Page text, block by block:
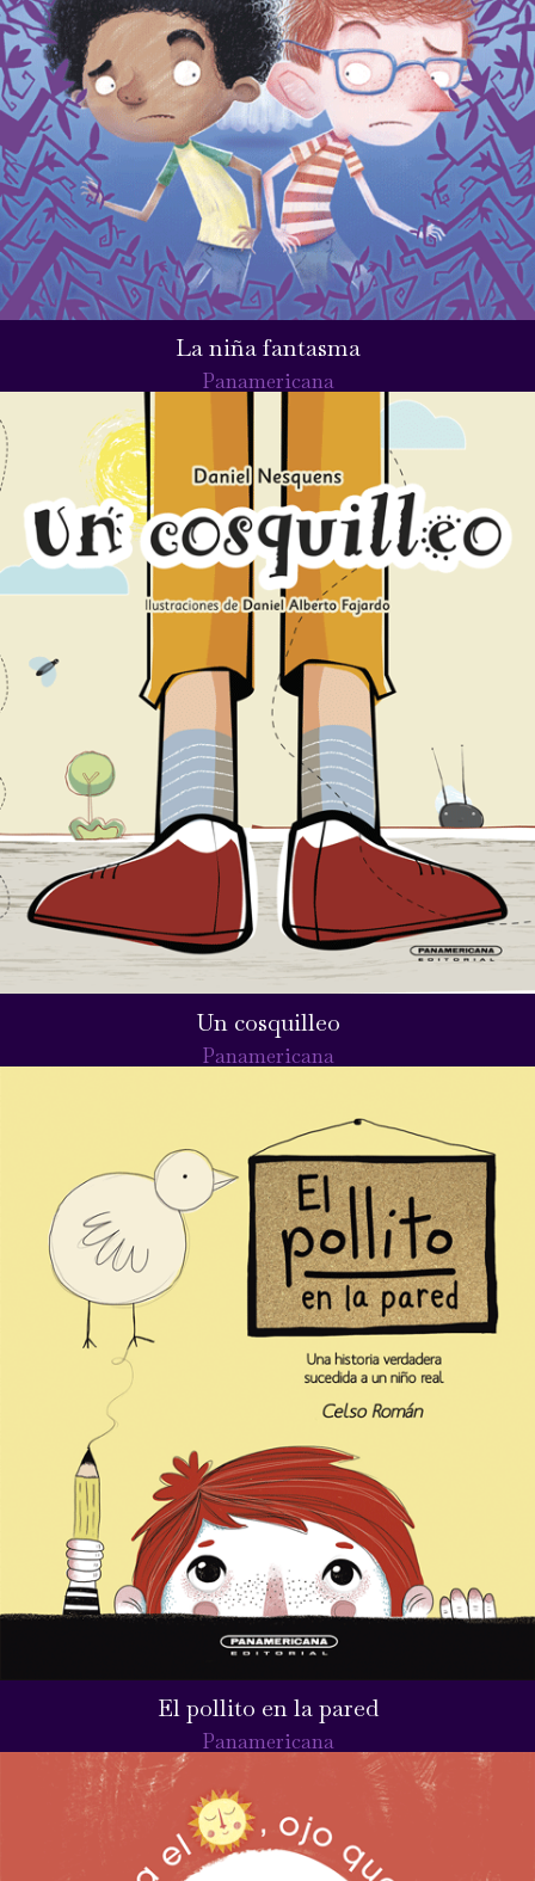
La niña fantasma
Panamericana
Un cosquilleo
Panamericana
El pollito en la pared
Panamericana